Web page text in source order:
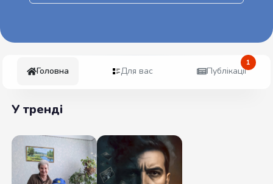
Головна Для вас Публікації
1
У тренді